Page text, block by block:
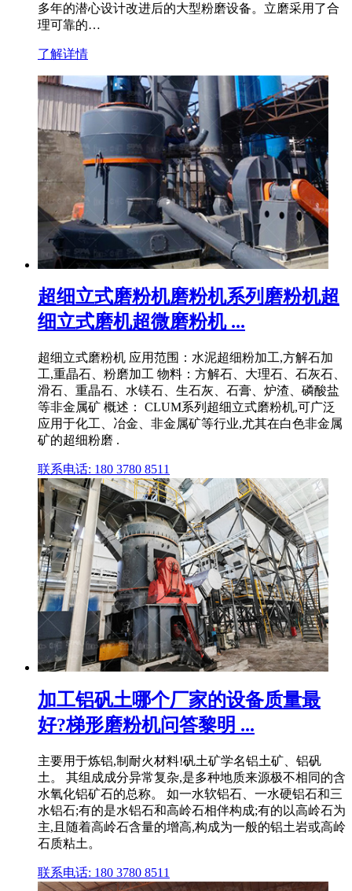
多年的潜心设计改进后的大型粉磨设备。立磨采用了合
理可靠的…
了解详情
超细立式磨粉机磨粉机系列磨粉机超
细立式磨机超微磨粉机 ...
超细立式磨粉机 应用范围：水泥超细粉加工,方解石加
工,重晶石、粉磨加工 物料：方解石、大理石、石灰石、
滑石、重晶石、水镁石、生石灰、石膏、炉渣、磷酸盐
等非金属矿 概述： CLUM系列超细立式磨粉机,可广泛
应用于化工、冶金、非金属矿等行业,尤其在白色非金属
矿的超细粉磨 .
联系电话: 180 3780 8511
加工铝矾土哪个厂家的设备质量最
好?梯形磨粉机问答黎明 ...
主要用于炼铝,制耐火材料!矾土矿学名铝土矿、铝矾
土。 其组成成分异常复杂,是多种地质来源极不相同的含
水氧化铝矿石的总称。 如一水软铝石、一水硬铝石和三
水铝石;有的是水铝石和高岭石相伴构成;有的以高岭石为
主,且随着高岭石含量的增高,构成为一般的铝土岩或高岭
石质粘土。
联系电话: 180 3780 8511